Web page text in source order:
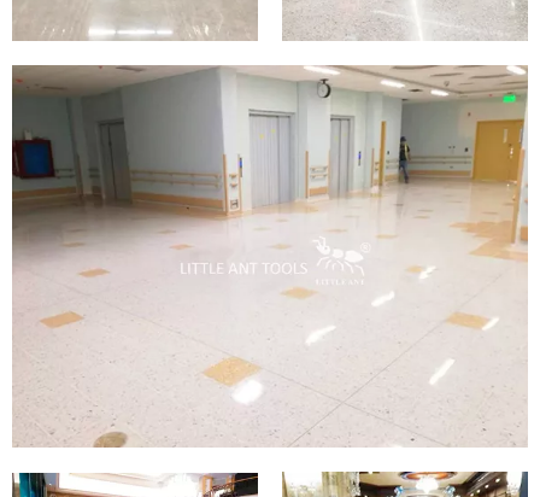
supermarchés supermarchés